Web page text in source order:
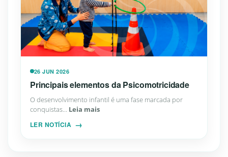
26 JUN 2026
Principais elementos da Psicomotricidade
O desenvolvimento infantil é uma fase marcada por
conquistas... Leia mais
LER NOTÍCIA